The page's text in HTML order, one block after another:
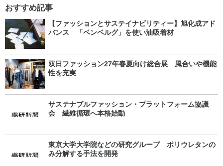
おすすめ記事
【ファッションとサステイナビリティー】旭化成アド
バンス 「ベンベルグ」を使い油吸着材
双日ファッション27年春夏向け総合展 風合いや機能
性を充実
サステナブルファッション・プラットフォーム協議
会 繊維循環へ本格始動
東京大学大学院などの研究グループ ポリウレタンの
み分解する手法を開発